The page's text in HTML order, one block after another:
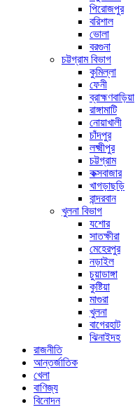
পিরোজপুর
বরিশাল
ভোলা
বরগুনা
চট্টগ্রাম বিভাগ
কুমিল্লা
ফেনী
ব্রাহ্মণবাড়িয়া
রাঙ্গামাটি
নোয়াখালী
চাঁদপুর
লক্ষ্মীপুর
চট্টগ্রাম
কক্সবাজার
খাগড়াছড়ি
বান্দরবান
খুলনা বিভাগ
যশোর
সাতক্ষীরা
মেহেরপুর
নড়াইল
চুয়াডাঙ্গা
কুষ্টিয়া
মাগুরা
খুলনা
বাগেরহাট
ঝিনাইদহ
রাজনীতি
আন্তর্জাতিক
খেলা
বাণিজ্য
বিনোদন